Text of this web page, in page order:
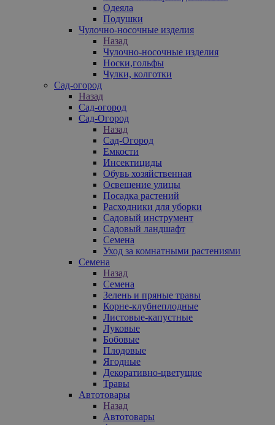
Одеяла
Подушки
Чулочно-носочные изделия
Назад
Чулочно-носочные изделия
Носки,гольфы
Чулки, колготки
Сад-огород
Назад
Сад-огород
Сад-Огород
Назад
Сад-Огород
Емкости
Инсектициды
Обувь хозяйственная
Освещение улицы
Посадка растений
Расходники для уборки
Садовый инструмент
Садовый ландшафт
Семена
Уход за комнатными растениями
Семена
Назад
Семена
Зелень и пряные травы
Корне-клубнеплодные
Листовые-капустные
Луковые
Бобовые
Плодовые
Ягодные
Декоративно-цветущие
Травы
Автотовары
Назад
Автотовары